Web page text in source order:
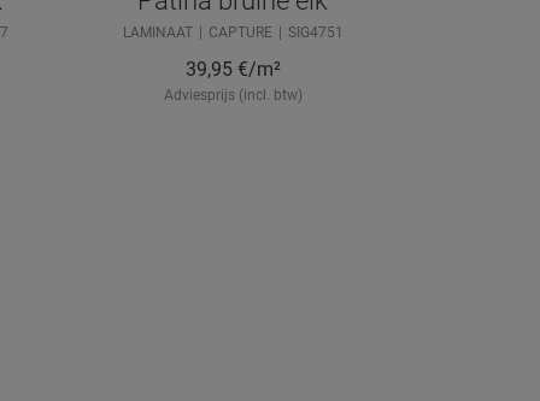
LAMINAAT CAPTURE SIG4751
39,95 €/m²
Adviesprijs (incl. btw)